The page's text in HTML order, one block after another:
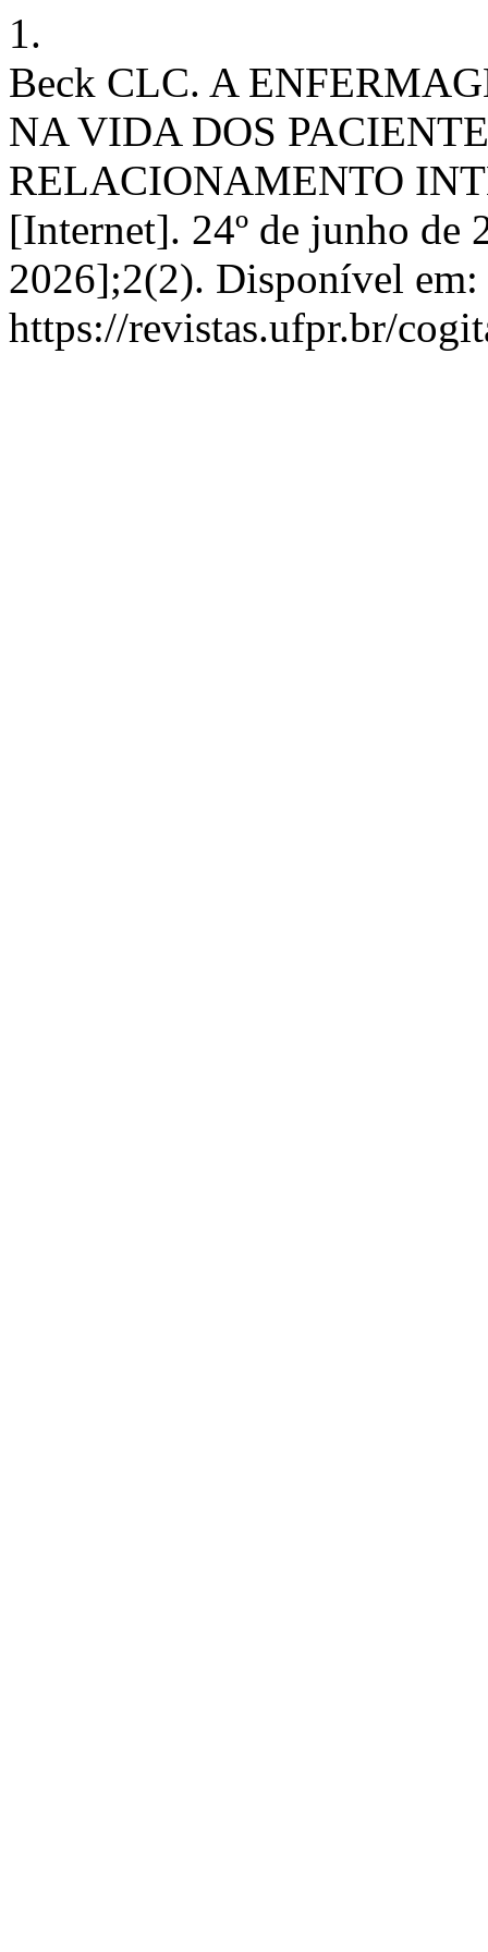
1.
Beck CLC. A
NA VIDA DOS
RELACIONAMENTO
[Internet]. 24º de junho de
2026];2(2). Disponível em:
https://revistas.ufpr.br/